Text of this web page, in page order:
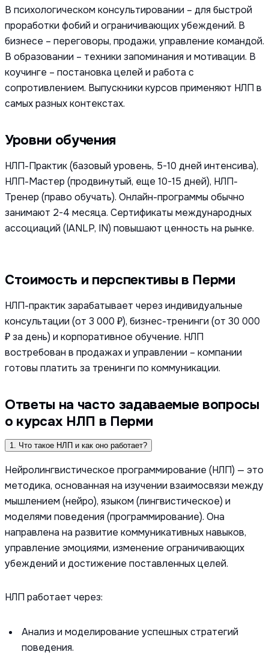
В психологическом консультировании – для быстрой
проработки фобий и ограничивающих убеждений. В
бизнесе – переговоры, продажи, управление командой.
В образовании – техники запоминания и мотивации. В
коучинге – постановка целей и работа с
сопротивлением. Выпускники курсов применяют НЛП в
самых разных контекстах.
Уровни обучения
НЛП-Практик (базовый уровень, 5-10 дней интенсива),
НЛП-Мастер (продвинутый, еще 10-15 дней), НЛП-
Тренер (право обучать). Онлайн-программы обычно
занимают 2-4 месяца. Сертификаты международных
ассоциаций (IANLP, IN) повышают ценность на рынке.
Стоимость и перспективы в Перми
НЛП-практик зарабатывает через индивидуальные
консультации (от 3 000 ₽), бизнес-тренинги (от 30 000
₽ за день) и корпоративное обучение. НЛП
востребован в продажах и управлении – компании
готовы платить за тренинги по коммуникации.
Ответы на часто задаваемые вопросы
о курсах НЛП в Перми
1. Что такое НЛП и как оно работает?
Нейролингвистическое программирование (НЛП) — это
методика, основанная на изучении взаимосвязи между
мышлением (нейро), языком (лингвистическое) и
моделями поведения (программирование). Она
направлена на развитие коммуникативных навыков,
управление эмоциями, изменение ограничивающих
убеждений и достижение поставленных целей.
НЛП работает через:
Анализ и моделирование успешных стратегий
поведения.